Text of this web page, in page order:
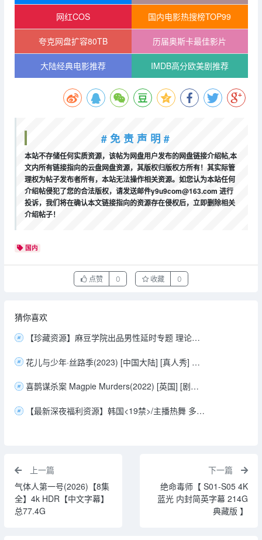
网红COS 国内电影热搜榜TOP99
夸克网盘扩容80TB 历届奥斯卡最佳影片
大陆经典电影推荐 IMDB高分欧美剧推荐
# 免 责 声 明 #
本站不存储任何实质资源，该帖为网盘用户发布的网盘链接介绍帖,本
文内所有链接指向的云盘网盘资源，其版权归版权方所有！其实际管
理权为帖子发布者所有，本站无法操作相关资源。如您认为本站任何
介绍帖侵犯了您的合法版权，请发送邮件y9u9com@163.com 进行
投诉，我们将在确认本文链接指向的资源存在侵权后，立即删除相关
介绍帖子！
国内
点赞 0 收藏 0
猜你喜欢
【珍藏资源】麻豆学院出品男性延时专题 理论技巧+实操（1.4G）
花儿与少年·丝路季(2023) [中国大陆] [真人秀] 汉语普通话9.3分
喜鹊谋杀案 Magpie Murders(2022) [英国] [剧情/悬疑] 英语8.3分
【最新深夜福利资源】韩国<19禁>/主播热舞 多机位视角/
上一篇
气体人第一号(2026)【8集
全】4k HDR【中文字幕】
总77.4G
下一篇
绝命毒师【 S01-S05 4K
蓝光 内封简英字幕 214G
典藏版 】